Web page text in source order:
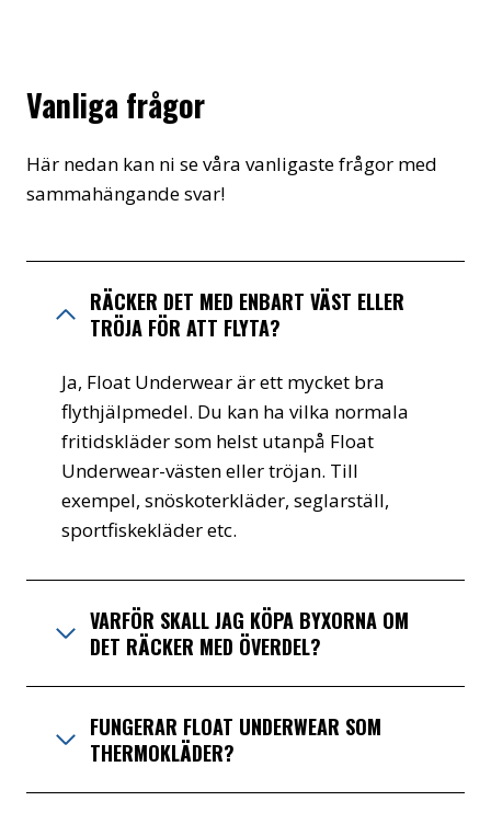
Vanliga frågor
Här nedan kan ni se våra vanligaste frågor med
sammahängande svar!
RÄCKER DET MED ENBART VÄST ELLER
TRÖJA FÖR ATT FLYTA?
Ja, Float Underwear är ett mycket bra
flythjälpmedel. Du kan ha vilka normala
fritidskläder som helst utanpå Float
Underwear-västen eller tröjan. Till
exempel, snöskoterkläder, seglarställ,
sportfiskekläder etc.
VARFÖR SKALL JAG KÖPA BYXORNA OM
DET RÄCKER MED ÖVERDEL?
FUNGERAR FLOAT UNDERWEAR SOM
THERMOKLÄDER?